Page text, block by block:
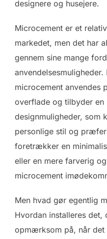
designere og husejere.
Microcement er et
markedet, men det har
gennem sine mange
microcement anvendes
overflade og tilbyder en
designmuligheder, som
personlige stil og
foretrækker en
eller en mere farverig
microcement
Men hvad gør egentlig
Hvordan installeres
opmærksom på, når det